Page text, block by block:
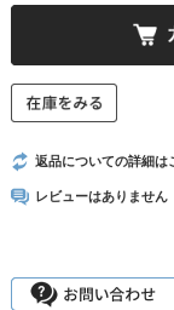
返品についての詳細は
レビューはありません